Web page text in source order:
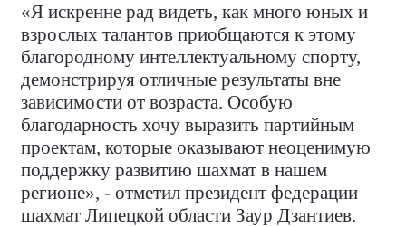
«Я искренне рад видеть, как много юных и
взрослых талантов приобщаются к этому
благородному интеллектуальному спорту,
демонстрируя отличные результаты вне
зависимости от возраста. Особую
благодарность хочу выразить партийным
проектам, которые оказывают неоценимую
поддержку развитию шахмат в нашем
регионе», - отметил президент федерации
шахмат Липецкой области Заур Дзантиев.